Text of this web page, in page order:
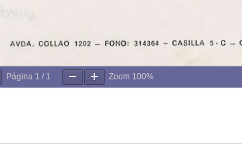
Página 1 / 1 Zoom 100%